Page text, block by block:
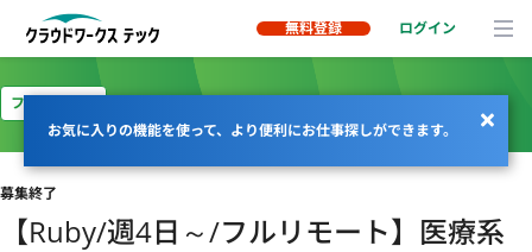
無料登録 ログイン
お気に入りの機能を使って、より便利にお仕事探しができます。
フルリモート
募集終了
【Ruby/週4日～/フルリモート】医療系